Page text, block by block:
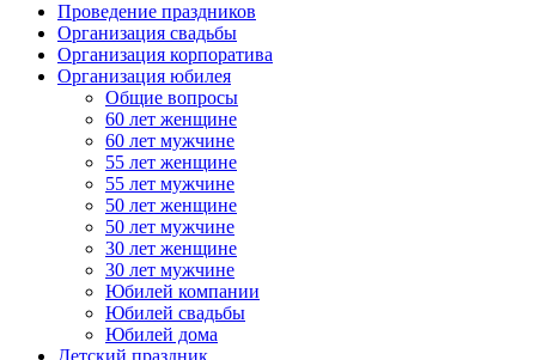
Проведение праздников
Организация свадьбы
Организация корпоратива
Организация юбилея
Общие вопросы
60 лет женщине
60 лет мужчине
55 лет женщине
55 лет мужчине
50 лет женщине
50 лет мужчине
30 лет женщине
30 лет мужчине
Юбилей компании
Юбилей свадьбы
Юбилей дома
Детский праздник